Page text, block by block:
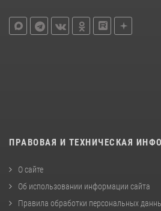
ПРАВОВАЯ И ТЕХНИЧЕСКАЯ
О сайте
Об использовании информации сайта
Правила обработки персональных